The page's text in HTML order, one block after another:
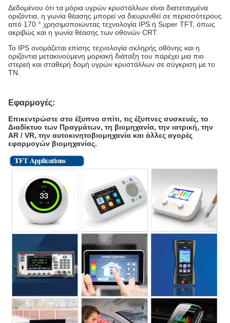
Δεδομένου ότι τα μόρια υγρών κρυστάλλων είναι διατεταγμένα
οριζόντια, η γωνία θέασης μπορεί να διευρυνθεί σε περισσότερους
από 170 ° χρησιμοποιώντας τεχνολογία IPS ή Super TFT, όπως
ακριβώς και η γωνία θέασης των οθονών CRT.
Το IPS ονομάζεται επίσης τεχνολογία σκληρής οθόνης και η
οριζόντια μετακινούμενη μοριακή διάταξη του παρέχει μια πιο
στερεή και σταθερή δομή υγρών κρυστάλλων σε σύγκριση με το
TN.
Εφαρμογές:
Επικεντρώστε στο έξυπνο σπίτι, τις έξυπνες συσκευές, το
Διαδίκτυο των Πραγμάτων, τη βιομηχανία, την ιατρική, την
AR / VR, την αυτοκινητοβιομηχανία και άλλες αγορές
εφαρμογών βιομηχανίας.